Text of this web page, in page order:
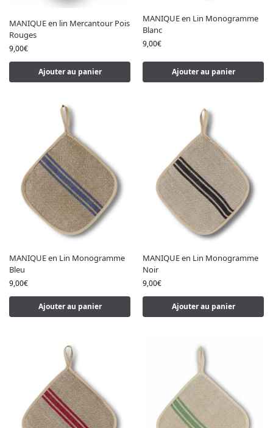
MANIQUE en lin Mercantour Pois
Rouges
9,00€
Ajouter au panier
MANIQUE en Lin Monogramme
Blanc
9,00€
Ajouter au panier
MANIQUE en Lin Monogramme
Bleu
9,00€
Ajouter au panier
MANIQUE en Lin Monogramme
Noir
9,00€
Ajouter au panier